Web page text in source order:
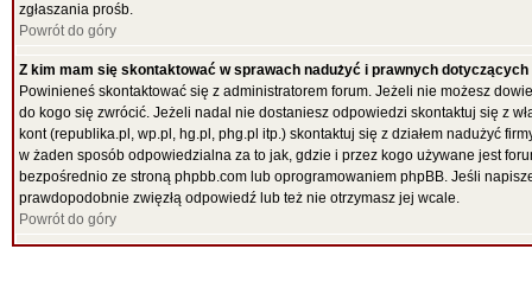
zgłaszania prośb.
Powrót do góry
Z kim mam się skontaktować w sprawach nadużyć i prawnych
Powinieneś skontaktować się z administratorem forum. Jeżeli nie możesz
do kogo się zwrócić. Jeżeli nadal nie dostaniesz odpowiedzi skontaktuj się z
kont (republika.pl, wp.pl, hg.pl, phg.pl itp.) skontaktuj się z działem nadużyć
w żaden sposób odpowiedzialna za to jak, gdzie i przez kogo używane jest
bezpośrednio ze stroną phpbb.com lub oprogramowaniem phpBB. Jeśli
prawdopodobnie zwięzłą odpowiedź lub też nie otrzymasz jej wcale.
Powrót do góry